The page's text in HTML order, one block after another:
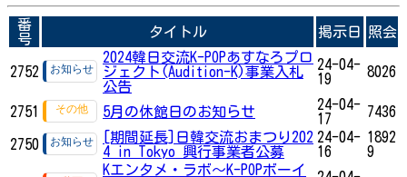
番
号
タイトル 掲示日 照会
2752
2024韓日交流K-POPあすなろプロ
ジェクト(Audition-K)事業入札
公告
24-04-
19
8026
2751 5月の休館日のお知らせ
24-04-
17
7436
2750
[期間延長]日韓交流おまつり202
4 in Tokyo 興行事業者公募
24-04-
16
1892
9
Kエンタメ・ラボ～K-POPボーイ